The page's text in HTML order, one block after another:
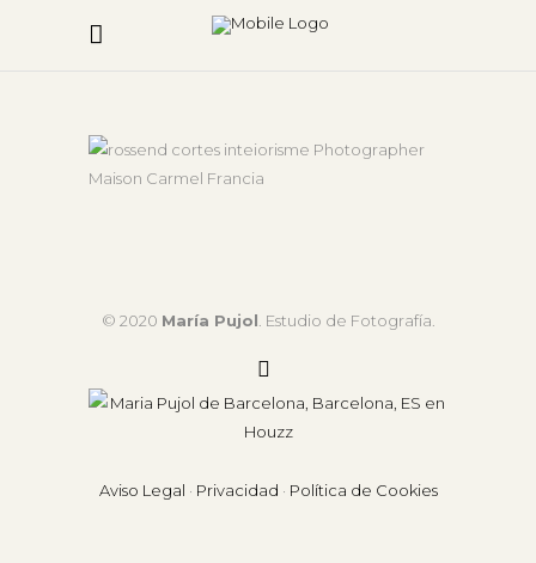
© 2020 María Pujol. Estudio de Fotografía.
Aviso Legal · Privacidad · Política de Cookies